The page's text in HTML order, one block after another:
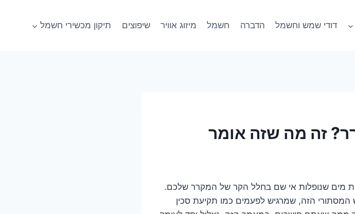
דודי שמש וחשמל הדברה חשמל מיזוג אוויר שיפוצים תיקון מכשירי חשמל
זה מה שזה אומר
מים שנופלות אי שם בחלל הקר של המקרר שלכם.
הזה, שמרגיש לפעמים כמו תקיעת סכין